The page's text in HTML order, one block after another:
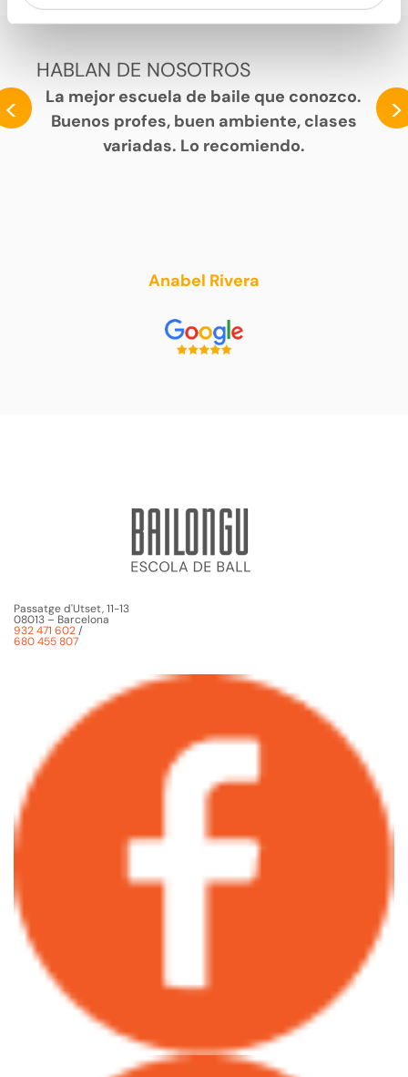
HABLAN DE NOSOTROS
<
La mejor escuela de baile que conozco.
Buenos profes, buen ambiente, clases
variadas. Lo recomiendo.
Anabel Rivera
>
Passatge d'Utset, 11-13
08013 – Barcelona
932 471 602/
680 455 807